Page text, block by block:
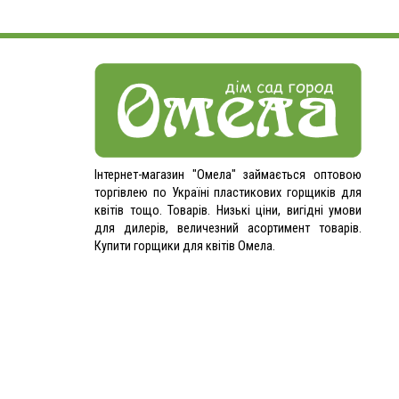
Інтернет-магазин "Омела" займається оптовою
торгівлею по Україні пластикових горщиків для
квітів тощо. Товарів. Низькі ціни, вигідні умови
для дилерів, величезний асортимент товарів.
Купити горщики для квітів Омела.